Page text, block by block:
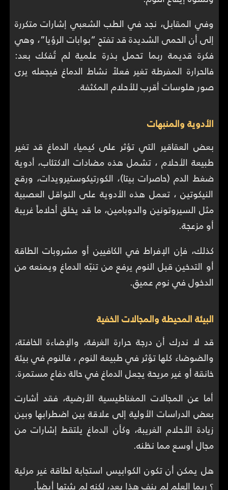
وفي المقابل، نجد في الطب الشعبي إشارات متكررة
إلى أن الحمى الشديدة قد تفتح “بوابات الرؤيا”، وهي
فكرة قديمة ربما تحمل بذرة علمية لم تُفكك بعد:
فالحرارة المفرطة تغير فعلاً نشاط الدماغ فيجعله يرى
صور هلوسات أقرب للأحلام المكثفة.
الأدوية والمنبهات
بعض العقاقير التي تؤثر على كيمياء الدماغ قد تغير
طبيعة الأحلام ، تشمل هذه مضادات الاكتئاب، أدوية
ضغط الدم (حاصرات بيتا)، الكورتيكوستيرويدات، ورقع
النيكوتين ، تعمل هذه الأدوية على النواقل العصبية
مثل السيروتونين والدوبامين، ما قد يخلق أحلاماً غريبة
أو مزعجة.
كذلك، فإن الإفراط في الكافيين أو مشروبات الطاقة
أو التدخين قبل النوم يرفع من تنبّه الدماغ ويمنعه من
الدخول في نوم عميق.
البيئة المحيطة والمجالات الخفية
قد لا ندرك أن درجة حرارة الغرفة، والإضاءة الخافتة،
والضوضاء كلها تؤثر في طبيعة النوم ، فالنوم في بيئة
خانقة أو غير مريحة يجعل الدماغ في حالة دفاع مستمرة.
أما عن المجالات المغناطيسية الأرضية، فقد أشارت
بعض الدراسات الأولية إلى علاقة بين اضطرابها وبين
زيادة الأحلام الغريبة، وكأن الدماغ يلتقط إشارات من
مجال أوسع مما نظنه.
هل يمكن أن تكون الكوابيس استجابة لطاقة غير مرئية
؟ ربما العلم لم ينفِ هذا بعد، لكنه لم يثبتها أيضاً.